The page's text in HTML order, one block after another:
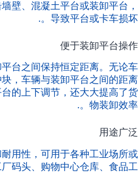
壁、混凝土平台或装卸平台，
导致平台或卡车损坏。.
便于装卸平台操作
台之间保持恒定距离。无论车
，车辆与装卸平台之间的距离
的上下调节，还大大提高了货
物装卸效率。.
用途广泛
用性，可用于各种工业场所或
码头、购物中心仓库、食品工